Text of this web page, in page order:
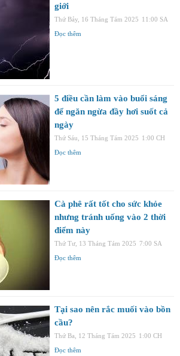
giới
Thứ Bảy, 16 Tháng Tám 2025 11:00 SA
Đọc thêm
5 điều cần làm vào buổi sáng
để ngăn ngừa đầy hơi suốt cả
ngày
Thứ Sáu, 15 Tháng Tám 2025 1:00 CH
Đọc thêm
Cà phê rất tốt cho sức khỏe
nhưng tránh uống vào 2 thời
điểm này
Thứ Tư, 13 Tháng Tám 2025 7:00 SA
Đọc thêm
Tại sao nên rắc muối vào bồn
cầu?
Thứ Ba, 12 Tháng Tám 2025 1:00 CH
Đọc thêm